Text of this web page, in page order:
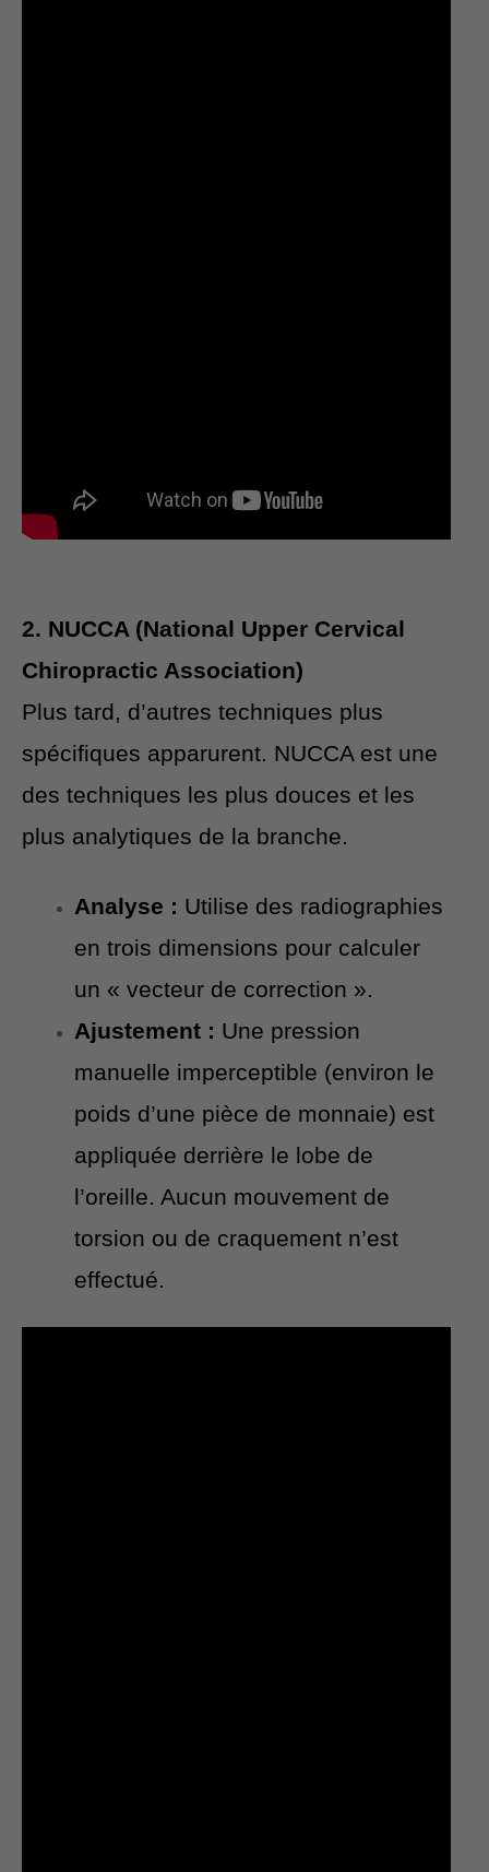
2. NUCCA (National Upper Cervical
Chiropractic Association)
Plus tard, d’autres techniques plus
spécifiques apparurent. NUCCA est une
des techniques les plus douces et les
plus analytiques de la branche.
Analyse : Utilise des radiographies
en trois dimensions pour calculer
un « vecteur de correction ».
Ajustement : Une pression
manuelle imperceptible (environ le
poids d’une pièce de monnaie) est
appliquée derrière le lobe de
l’oreille. Aucun mouvement de
torsion ou de craquement n’est
effectué.